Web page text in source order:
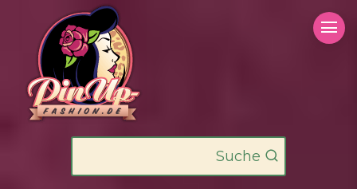
springen
Suche